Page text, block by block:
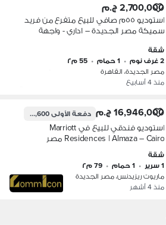
2,700,000 ج.م
استوديو ٥٥م صافي للبيع متفرع من فريد
سميكة مصر الجديدة – اداري - واجهة
استوديو مميز بموقع حيوي في منطقة
الحجاز
شقة
2 غرف نوم
• 1 حمام • 55 م٢
مصر الجديدة، القاهرة
منذ 4 أسابيع
16,946,000 ج.م دفعة الأولى1,694,600 ج.م
استوديو فندقي للبيع في Marriott
Residences | Almaza – Cairo مصر
الجديدة شارع الثورة بجوار المطار
شقة
1 سرير
• 1 حمام • 79 م٢
ماريوت ريزيدنس، مصر الجديدة
منذ 4 أشهر